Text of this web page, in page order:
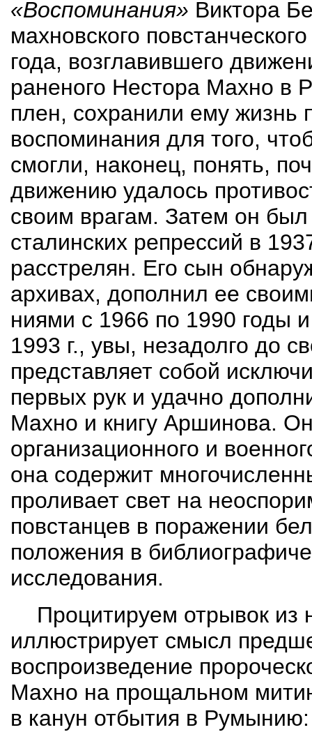
«Воспоминания» Виктора
махновского
года, возглавившего
раненого Нестора Махно в
плен, сохранили ему жизнь
воспоминания для того,
смогли, наконец, понять,
движению удалось
своим врагам. Затем он
сталинских репрессий в
расстрелян. Его сын
архивах, дополнил ее
ниями с 1966 по 1990 годы
1993 г., увы, незадолго до
представляет собой
первых рук и удачно
Махно и книгу Аршинова.
организационного и
она содержит
проливает свет на
повстанцев в поражении
положения в
исследования.
Процитируем отрывок из
иллюстрирует смысл
воспроизведение
Махно на прощальном
в канун отбытия в Румынию: